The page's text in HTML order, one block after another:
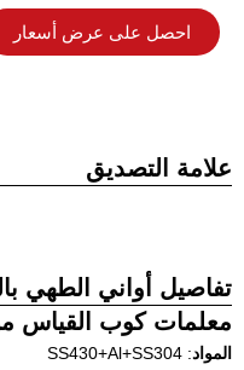
احصل على عرض أسعار
علامة التصديق
تفاصيل أواني الطهي
معلمات كوب القياس من
المواد: SS430+Al+SS304